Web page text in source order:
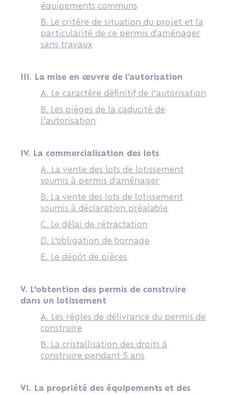
équipements communs
B. Le critère de situation du projet et la
particularité de ce permis d'aménager
sans travaux
III. La mise en œuvre de l'autorisation
A. Le caractère définitif de l’autorisation
B. Les pièges de la caducité de
l’autorisation
IV. La commercialisation des lots
A. La vente des lots de lotissement
soumis à permis d'aménager
B. La vente des lots de lotissement
soumis à déclaration préalable
C. Le délai de rétractation
D. L’obligation de bornage
E. Le dépôt de pièces
V. L’obtention des permis de construire
dans un lotissement
A. Les règles de délivrance du permis de
construire
B. La cristallisation des droits à
construire pendant 5 ans
VI. La propriété des équipements et des